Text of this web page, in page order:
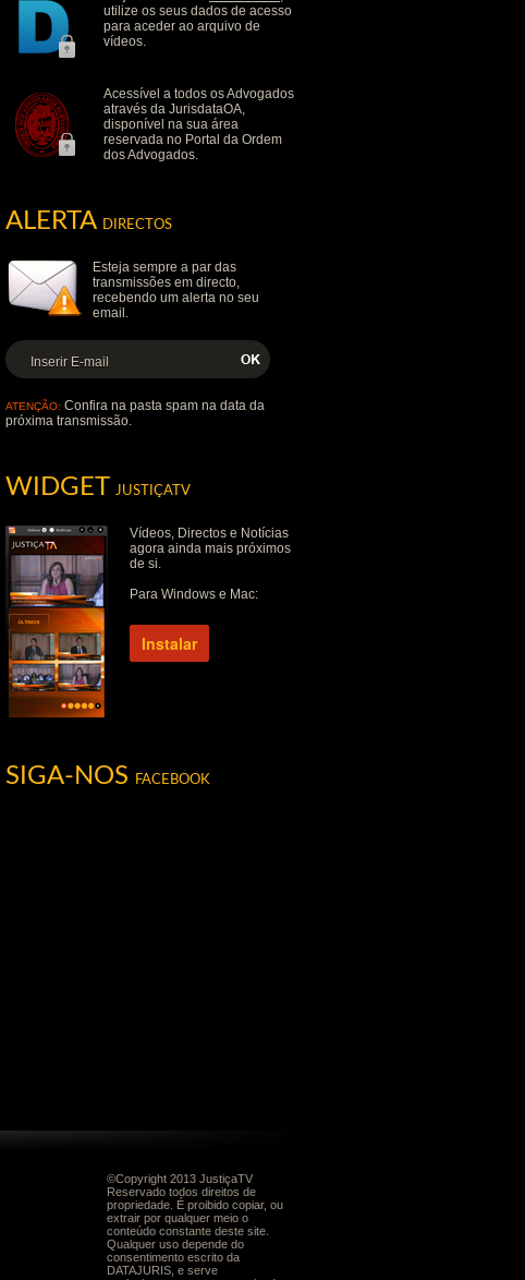
utilize os seus dados de acesso
para aceder ao arquivo de
vídeos.
Acessível a todos os Advogados
através da JurisdataOA,
disponível na sua área
reservada no Portal da Ordem
dos Advogados.
ALERTA DIRECTOS
Esteja sempre a par das
transmissões em directo,
recebendo um alerta no seu
email.
ATENÇÃO: Confira na pasta spam na data da
próxima transmissão.
WIDGET JUSTIÇATV
Vídeos, Directos e Notícias
agora ainda mais próximos
de si.
Para Windows e Mac:
Instalar
SIGA-NOS FACEBOOK
©Copyright 2013 JustiçaTV
Reservado todos direitos de
propriedade. É proibido copiar, ou
extrair por qualquer meio o
conteúdo constante deste site.
Qualquer uso depende do
consentimento escrito da
DATAJURIS, e serve